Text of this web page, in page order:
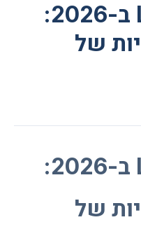
פתרונות Layer 2 ב-2026:
של
פתרונות Layer 2 ב-2026:
של